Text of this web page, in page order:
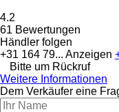
4.2
61 Bewertungen
Händler folgen
+31 164 79... Anzeigen
Bitte um Rückruf
Weitere Informationen
Dem Verkäufer eine